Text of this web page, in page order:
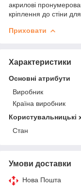
акрилові
кріплення до стіни
Приховати
Характеристики
Основні атрибути
Виробник
Країна виробник
Користувальницькі
Стан
Умови доставки
Нова Пошта